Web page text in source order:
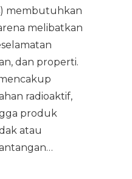
membutuhkan
melibatkan
dan properti.
radioaktif,
produk
atau